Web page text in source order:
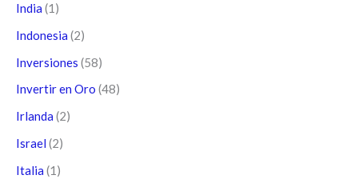
India (1)
Indonesia (2)
Inversiones (58)
Invertir en Oro (48)
Irlanda (2)
Israel (2)
Italia (1)